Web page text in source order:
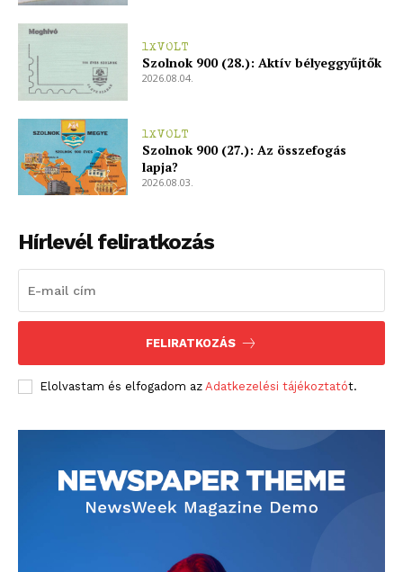
1XVOLT
Szolnok 900 (28.): Aktív bélyeggyűjtők
2026.08.04.
1XVOLT
Szolnok 900 (27.): Az összefogás
lapja?
2026.08.03.
Hírlevél feliratkozás
FELIRATKOZÁS
Elolvastam és elfogadom az Adatkezelési tájékoztatót.